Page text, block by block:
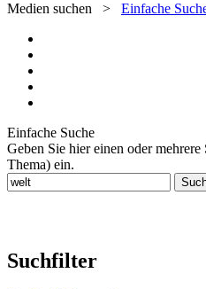
Medien suchen > Einfache
Einfache Suche
Geben Sie hier einen oder
Thema) ein.
Suchfilter